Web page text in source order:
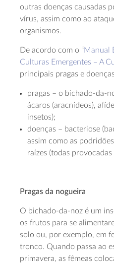
outras doenças causadas
vírus, assim como ao
organismos.
De acordo com o “Manual
Culturas Emergentes – A
principais pragas e
pragas – o bichado-da-
ácaros (aracnídeos),
insetos);
doenças – bacteriose
assim como as
raízes (todas
Pragas da nogueira
O bichado-da-noz é um
os frutos para se
solo ou, por exemplo, em
tronco. Quando passa ao
primavera, as fêmeas